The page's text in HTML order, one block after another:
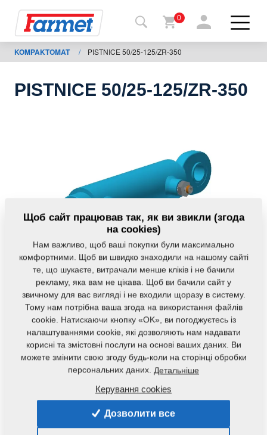
Назад
на
Завантаження
0
KOMPAKTOMAT / PISTNICE 50/25-125/ZR-350
PISTNICE 50/25-125/ZR-350
Код продукту: VZ00012972ND
Початковий каталоговий номер:
8000713-90022
Дана запасна частина також застосовується і для
Щоб сайт працював так, як ви звикли (згода
на cookies)
Нам важливо, щоб ваші покупки були максимально
комфортними. Щоб ви швидко знаходили на нашому сайті
те, що шукаєте, витрачали менше кліків і не бачили
рекламу, яка вам не цікава. Щоб ви бачили сайт у
звичному для вас вигляді і не входили щоразу в систему.
Тому нам потрібна ваша згода на використання файлів
cookie. Натискаючи кнопку «OK», ви погоджуєтесь із
налаштуваннями cookie, які дозволяють нам надавати
корисні та змістовні послуги на основі ваших даних. Ви
можете змінити свою згоду будь-коли на сторінці обробки
персональних даних. Детальніше
Керування cookies
Дозволити все